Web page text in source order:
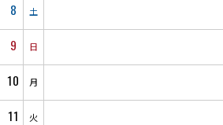
8 土
9 日
10 月
11 火